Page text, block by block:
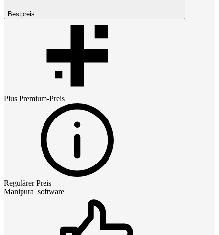
Bestpreis
Plus Premium-Preis
Regulärer Preis
Manipura_software